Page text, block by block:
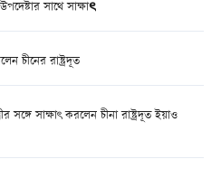
সাথে সাক্ষাৎ
চীনের রাষ্ট্রদূত
সঙ্গে সাক্ষাৎ করলেন চীনা রাষ্ট্রদূত ইয়াও